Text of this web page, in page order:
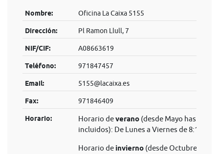
Nombre: Oficina La Caixa 5155
Dirección: Pl Ramon Llull, 7
NIF/CIF: A08663619
Teléfono: 971847457
Email: 5155@lacaixa.es
Fax: 971846409
Horario: Horario deverano(desde Mayo hasta
incluidos): De Lunes a Viernes de 8:15 a
Horario de invierno(desde Octubre hasta